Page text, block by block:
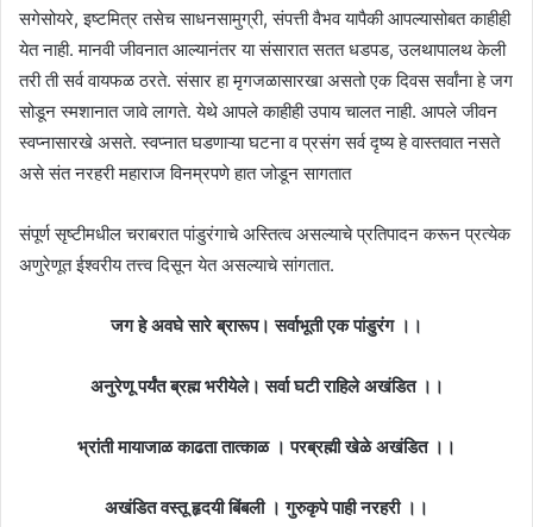
सगेसोयरे, इष्टमित्र तसेच साधनसामुग्री, संपत्ती वैभव यापैकी आपल्यासोबत काहीही
येत नाही. मानवी जीवनात आल्यानंतर या संसारात सतत धडपड, उलथापालथ केली
तरी ती सर्व वायफळ ठरते. संसार हा मृगजळासारखा असतो एक दिवस सर्वांना हे जग
सोडून स्मशानात जावे लागते. येथे आपले काहीही उपाय चालत नाही. आपले जीवन
स्वप्नासारखे असते. स्वप्नात घडणाऱ्या घटना व प्रसंग सर्व दृष्य हे वास्तवात नसते
असे संत नरहरी महाराज विनम्रपणे हात जोडून सागतात
संपूर्ण सृष्टीमधील चराबरात पांडुरंगाचे अस्तित्व असल्याचे प्रतिपादन करून प्रत्येक
अणुरेणूत ईश्वरीय तत्त्व दिसून येत असल्याचे सांगतात.
जग हे अवघे सारे ब्रारूप। सर्वाभूती एक पांडुरंग ।।
अनुरेणू पर्यंत ब्रह्म भरीयेले। सर्वा घटी राहिले अखंडित ।।
भ्रांती मायाजाळ काढता तात्काळ । परब्रह्मी खेळे अखंडित ।।
अखंडित वस्तू हृदयी बिंबली । गुरुकृपे पाही नरहरी ।।